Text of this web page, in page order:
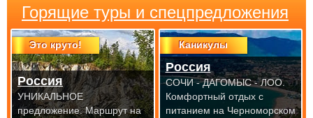
Горящие туры и спецпредложения
Это круто!
Россия
УНИКАЛЬНОЕ
предложение. Маршрут на
Каникулы
Россия
СОЧИ - ДАГОМЫС - ЛОО.
Комфортный отдых с
питанием на Черноморском